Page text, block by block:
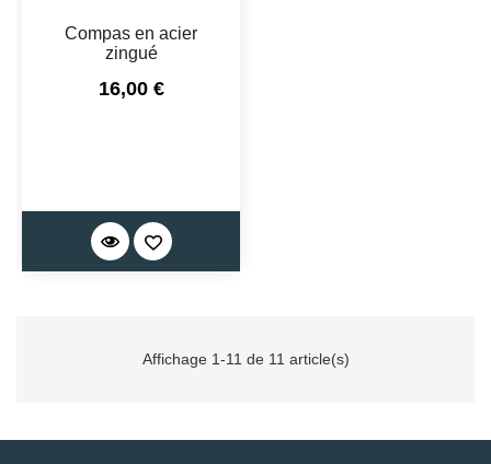
Compas en acier
zingué
Prix
16,00 €
Affichage 1-11 de 11 article(s)